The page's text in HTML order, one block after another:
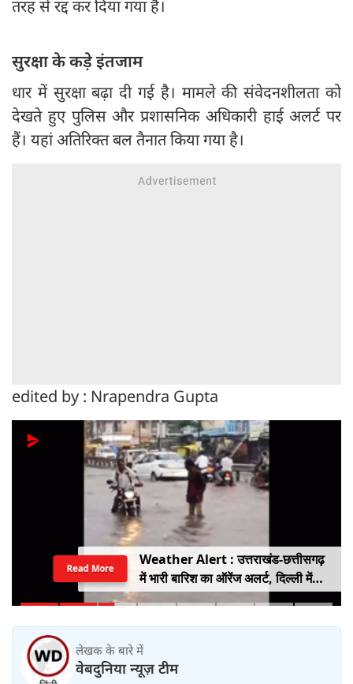
तरह से रद्द कर दिया गया है।
सुरक्षा के कड़े इंतजाम
धार में सुरक्षा बढ़ा दी गई है। मामले की संवेदनशीलता को
देखते हुए पुलिस और प्रशासनिक अधिकारी हाई अलर्ट पर
हैं। यहां अतिरिक्त बल तैनात किया गया है।
edited by : Nrapendra Gupta
Weather Alert : उत्तराखंड-छत्तीसगढ़
में भारी बारिश का ऑरेंज अलर्ट, दिल्ली में
हल्की बारिश, जानें IMD का ताजा अपडेट
Read More
लेखक के बारे में
वेबदुनिया न्यूज़ टीम